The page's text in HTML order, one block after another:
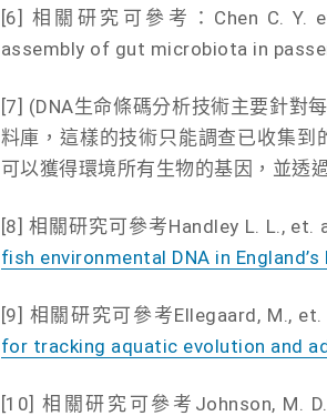
[6] 相關研究可參考：Chen C. Y.
assembly of gut microbiota in
[7] (DNA生命條碼分析技術主要針對
料庫，這樣的技術只能調查已收集到
可以獲得環境所有生物的基因，並透
[8] 相關研究可參考Handley L. L., et.
fish environmental DNA in
[9] 相關研究可參考Ellegaard, M.,
for tracking aquatic evolution and
[10] 相關研究可參考Johnson, M.